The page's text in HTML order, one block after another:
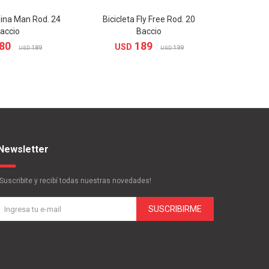
Man Rod. 24
USD 189
Bicicleta Fly Free Rod. 20
Baccio
USD 189 USD 199
y recibí todas nuestras novedades!
SUSCRIBIRME